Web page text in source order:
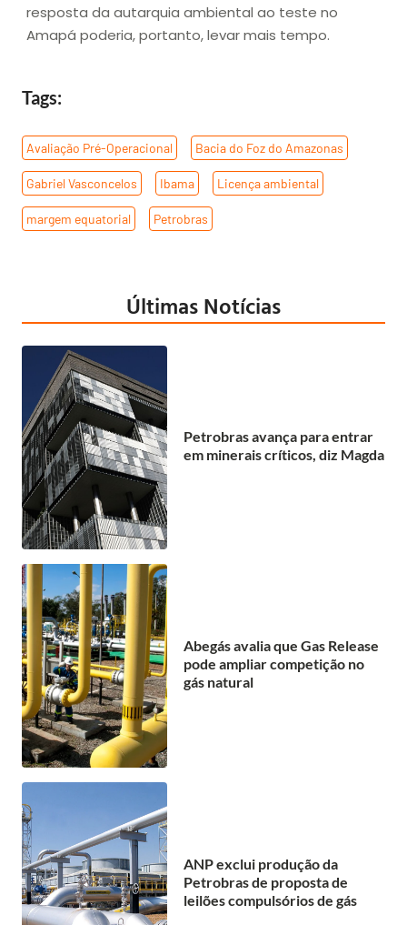
resposta da autarquia ambiental ao teste no
Amapá poderia, portanto, levar mais tempo.
Tags:
Avaliação Pré-Operacional Bacia do Foz do Amazonas
Gabriel Vasconcelos Ibama Licença ambiental
margem equatorial Petrobras
Últimas Notícias
Petrobras avança para entrar
em minerais críticos, diz Magda
Abegás avalia que Gas Release
pode ampliar competição no
gás natural
ANP exclui produção da
Petrobras de proposta de
leilões compulsórios de gás